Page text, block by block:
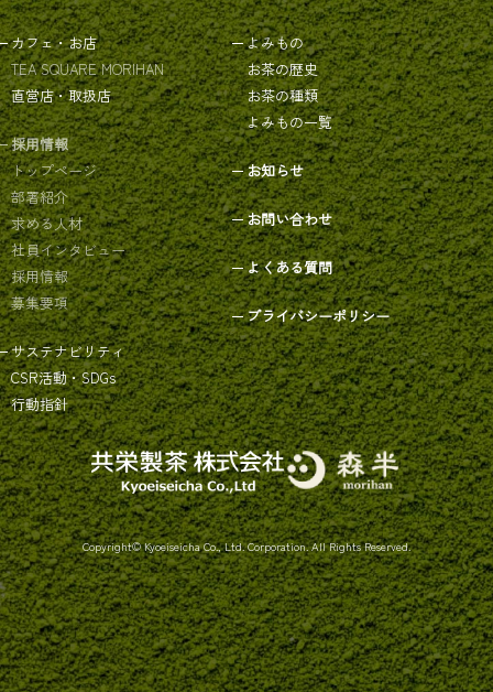
カフェ・お店
TEA SQUARE MORIHAN
直営店・取扱店
採用情報
トップページ
部署紹介
求める人材
社員インタビュー
採用情報
募集要項
サステナビリティ
CSR活動・SDGs
行動指針
よみもの
お茶の歴史
お茶の種類
よみもの一覧
お知らせ
お問い合わせ
よくある質問
プライバシーポリシー
Copyright© Kyoeiseicha Co., Ltd. Corporation. All Rights Reserved.